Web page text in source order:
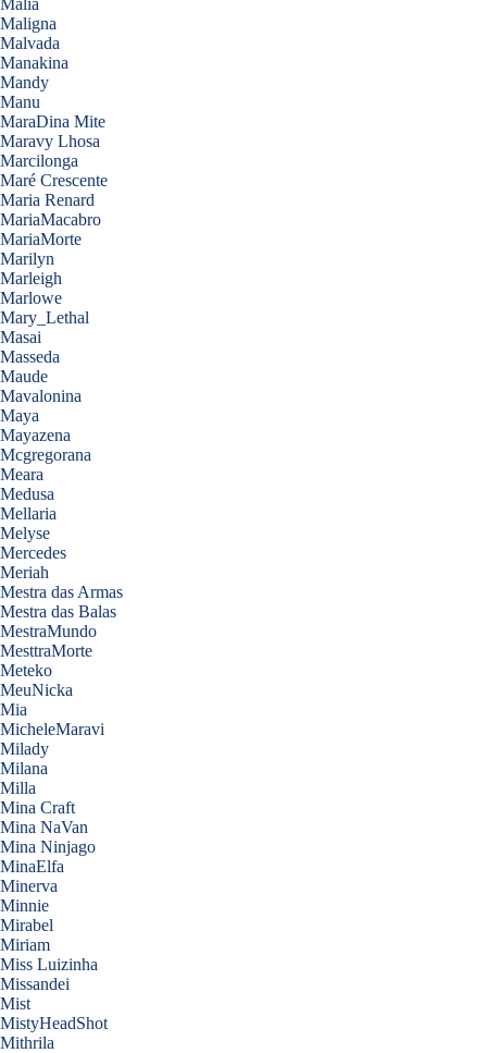
Maligna
Malvada
Manakina
Mandy
Manu
MaraDina Mite
Maravy Lhosa
Marcilonga
Maré Crescente
Maria Renard
MariaMacabro
MariaMorte
Marilyn
Marleigh
Marlowe
Mary_Lethal
Masai
Masseda
Maude
Mavalonina
Maya
Mayazena
Mcgregorana
Meara
Medusa
Mellaria
Melyse
Mercedes
Meriah
Mestra das Armas
Mestra das Balas
MestraMundo
MesttraMorte
Meteko
MeuNicka
Mia
MicheleMaravi
Milady
Milana
Milla
Mina Craft
Mina NaVan
Mina Ninjago
MinaElfa
Minerva
Minnie
Mirabel
Miriam
Miss Luizinha
Missandei
Mist
MistyHeadShot
Mithrila